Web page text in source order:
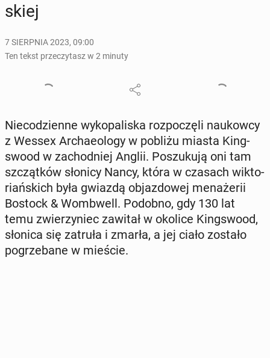
skiej
7 SIERPNIA 2023, 09:00
Ten tekst przeczytasz w 2 minuty
Nie­co­dzien­ne wy­ko­pa­li­ska roz­po­czę­li na­ukow­cy
z Wessex Ar­cha­eolo­gy w pobliżu miasta King­
swo­od w za­chod­niej Anglii. Po­szu­ku­ją oni tam
szcząt­ków słonicy Nancy, która w czasach wik­to­
riań­skich była gwiazdą ob­jaz­do­wej me­na­że­rii
Bostock & Wom­bwell. Podobno, gdy 130 lat
temu zwie­rzy­niec zawitał w okolice King­swo­od,
słonica się zatruła i zmarła, a jej ciało zostało
po­grze­ba­ne w mieście.